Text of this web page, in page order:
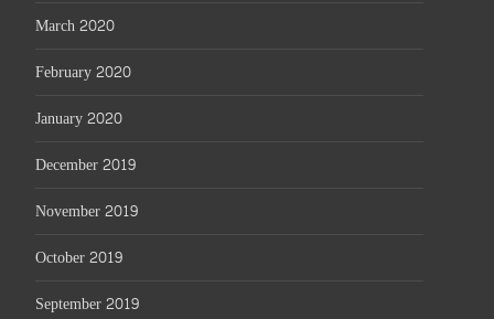
March 2020
February 2020
January 2020
December 2019
November 2019
October 2019
September 2019